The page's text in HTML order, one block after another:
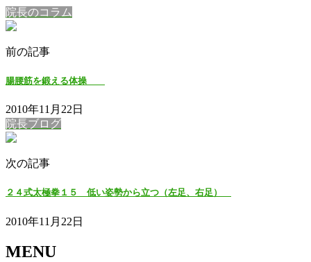
院長のコラム
前の記事
腸腰筋を鍛える体操
2010年11月22日
院長ブログ
次の記事
２４式太極拳１５ 低い姿勢から立つ（左足、右足）
2010年11月22日
MENU